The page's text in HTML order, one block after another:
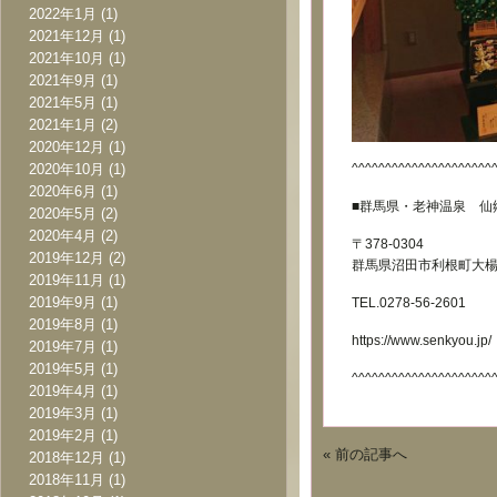
■群馬県・老神温泉 仙
〒378-0304
群馬県沼田市利根町大
TEL.0278-56-2601
https://www.senkyou.jp/
« 前の記事へ
2022年1月 (1)
2021年12月 (1)
2021年10月 (1)
2021年9月 (1)
2021年5月 (1)
2021年1月 (2)
2020年12月 (1)
2020年10月 (1)
2020年6月 (1)
2020年5月 (2)
2020年4月 (2)
2019年12月 (2)
2019年11月 (1)
2019年9月 (1)
2019年8月 (1)
2019年7月 (1)
2019年5月 (1)
2019年4月 (1)
2019年3月 (1)
2019年2月 (1)
2018年12月 (1)
2018年11月 (1)